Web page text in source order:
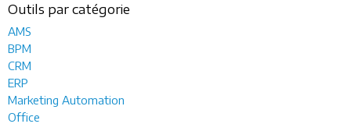
Outils par catégorie
AMS
BPM
CRM
ERP
Marketing Automation
Office